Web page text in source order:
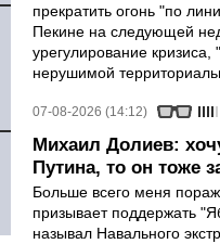
прекратить огонь "по
Пекине на следующей
урегулирование
нерушимой
07-08-2026 (14:12)
Михаил Долиев:
Путина, то он тоже
Больше всего меня
призывает поддержать
называл Навального